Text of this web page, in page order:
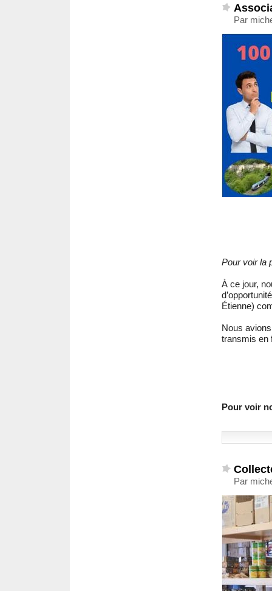
Par
Pour voir la
À ce jour,
Étienne)
Nous
transmis en
Pour voir
Par